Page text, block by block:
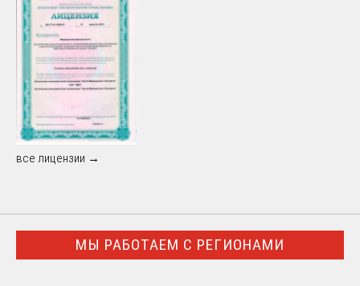
все лицензии →
МЫ РАБОТАЕМ С РЕГИОНАМИ